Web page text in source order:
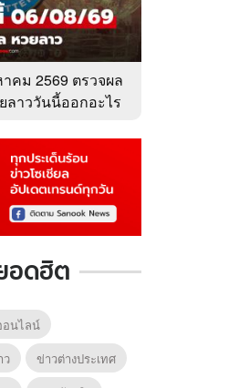
7
คม 2569 ตรวจผล
ลาววันนี้ออกอะไร
อดฮิต
อนไลน์
ว
ข่าวต่างประเทศ